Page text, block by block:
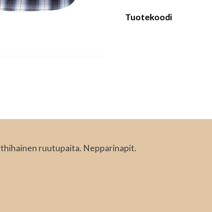
Tuotekoodi
ruutupaita. Nepparinapit.